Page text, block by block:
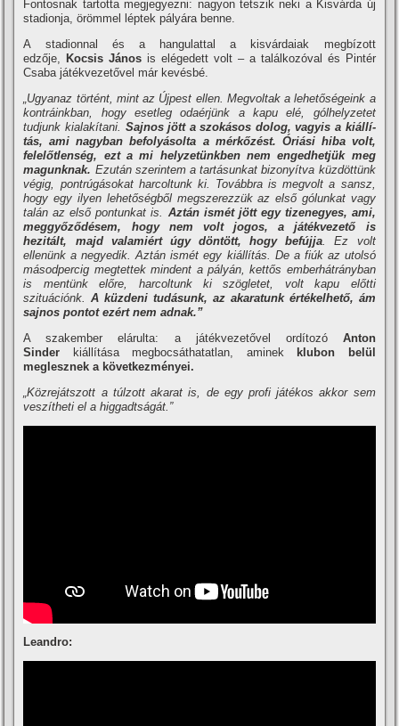
Fontosnak tartotta megjegyezni: nagyon tetszik neki a Kisvárda új
stadionja, örömmel léptek pályára benne.
A stadionnal és a hangulattal a kisvárdaiak megbí­zott
edzője,Kocsis János is elégedett volt – a találkozóval és Pintér
Csaba játékvezetővel már kevésbé.
„Ugyanaz történt, mint az Újpest ellen. Megvoltak a lehetőségeink a
kontráinkban, hogy esetleg odaérjünk a kapu elé, gólhelyzetet
tudjunk kialakí­tani. Sajnos jött a szokásos dolog, vagyis a kiállí­
tás, ami nagyban befolyásolta a mérkőzést. Óriási hiba volt,
felelőtlenség, ezt a mi helyzetünkben nem engedhetjük meg
magunknak. Ezután szerintem a tartásunkat bizonyí­tva küzdöttünk
végig, pontrúgásokat harcoltunk ki. Továbbra is megvolt a sansz,
hogy egy ilyen lehetőségből megszerezzük az első gólunkat vagy
talán az első pontunkat is. Aztán ismét jött egy tizenegyes, ami,
meggyőződésem, hogy nem volt jogos, a játékvezető is
hezitált, majd valamiért úgy döntött, hogy befújja . Ez volt
ellenünk a negyedik. Aztán ismét egy kiállí­tás. De a fiúk az utolsó
másodpercig megtettek mindent a pályán, kettős emberhátrányban
is mentünk előre, harcoltunk ki szögletet, volt kapu előtti
szituációnk.A küzdeni tudásunk, az akaratunk értékelhető, ám
sajnos pontot ezért nem adnak.”
A szakember elárulta: a játékvezetővel ordí­tozó Anton
Sinder kiállí­tása megbocsáthatatlan, aminek klubon belül
meglesznek a következményei.
„Közrejátszott a túlzott akarat is, de egy profi játékos akkor sem
veszí­theti el a higgadtságát.”
Leandro: